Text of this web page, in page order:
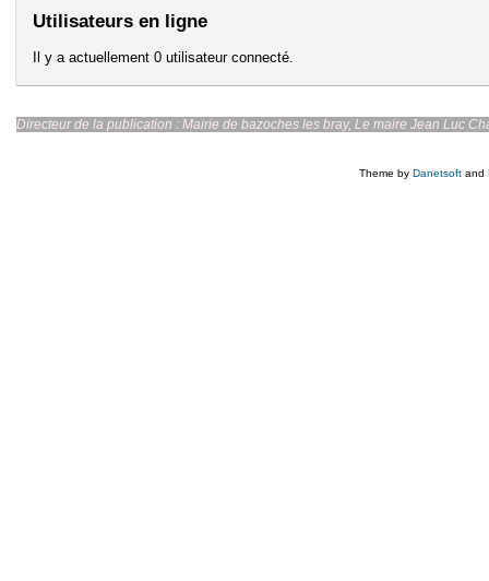
Utilisateurs en ligne
Il y a actuellement 0 utilisateur connecté.
Directeur de la publication : Mairie de bazoches les
Theme by Danetsoft and